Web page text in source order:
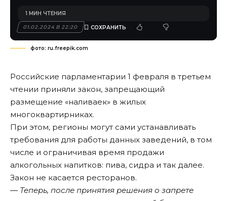
01.02.2024 В 22:20
1 МИН ЧТЕНИЯ
фото: ru.freepik.com
Российские парламентарии 1 февраля в третьем
чтении приняли закон, запрещающий
размещение «наливаек» в жилых
многоквартирниках.
При этом, регионы могут сами устанавливать
требования для работы данных заведений, в том
числе и ограничивая время продажи
алкогольных напитков: пива, сидра и так далее.
Закон не касается ресторанов.
― Теперь, после принятия решения о запрете